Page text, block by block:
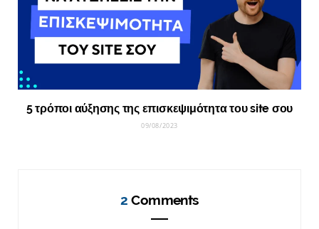
5 τρόποι αύξησης της επισκεψιμότητα του site σου
09/08/2023
2 Comments